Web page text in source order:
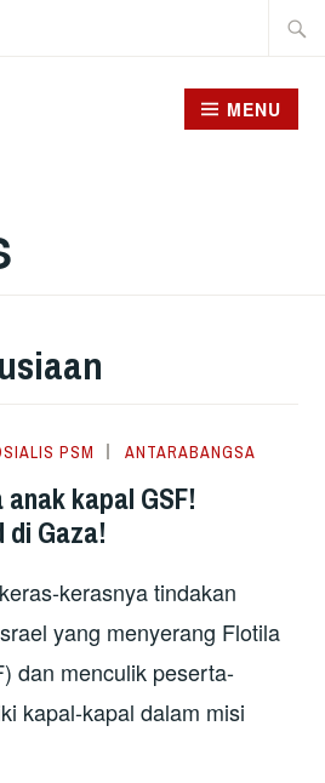
MENU
PSM ANTARABANGSA
kapal GSF!
di Gaza!
kerasnya tindakan
yang menyerang Flotila
dan menculik peserta-
kapal-kapal dalam misi